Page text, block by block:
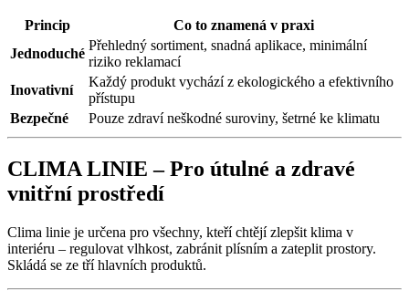
Princip
Co to znamená v praxi
Jednoduché
Přehledný sortiment, snadná aplikace, minimální
riziko reklamací
Inovativní
Každý produkt vychází z ekologického a efektivního
přístupu
Bezpečné
Pouze zdraví neškodné suroviny, šetrné ke klimatu
CLIMA LINIE – Pro útulné a zdravé
vnitřní prostředí
Clima linie je určena pro všechny, kteří chtějí zlepšit klima v
interiéru – regulovat vlhkost, zabránit plísním a zateplit prostory.
Skládá se ze tří hlavních produktů.